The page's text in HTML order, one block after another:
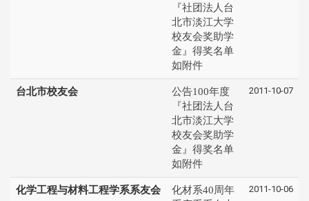
『社团法人台
北市淡江大学
校友会奖助学
金』得奖名单
如附件
台北市校友会
公告100年度
『社团法人台
北市淡江大学
校友会奖助学
金』得奖名单
如附件
2011-10-07
化学工程与材料工程学系系友会
化材系40周年
2011-10-06